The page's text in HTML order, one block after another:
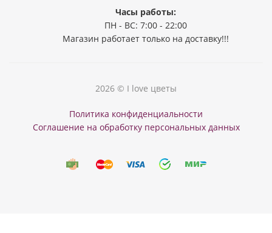
Часы работы:
ПН - ВС: 7:00 - 22:00
Магазин работает только на доставку!!!
2026 © I love цветы
Политика конфиденциальности
Соглашение на обработку персональных данных